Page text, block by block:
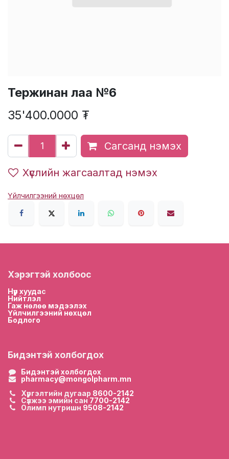
Тержинан лаа №6
35'400.0000 ₮
Сагсанд нэмэх
Хүслийн жагсаалтад нэмэх
Үйлчилгээний нөхцөл
Хэрэгтэй холбоос
Нүүр хуудас
Нийтлэл
Гаж нөлөө мэдээлэх
Үйлчилгээний нөхцөл
Бодлого
Бидэнтэй холбогдох
Бидэнтэй холбогдох
pharmacy@mongolpharm.mn
Хүргэлтийн дугаар 8600-2142
Сүлжээ эмийн сан 7700-2142
Олимп нутришн 9508-2142